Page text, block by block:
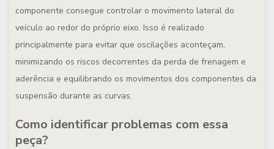
componente consegue controlar o movimento lateral do
veículo ao redor do próprio eixo. Isso é realizado
principalmente para evitar que oscilações aconteçam,
minimizando os riscos decorrentes da perda de frenagem e
aderência e equilibrando os movimentos dos componentes da
suspensão durante as curvas.
Como identificar problemas com essa
peça?